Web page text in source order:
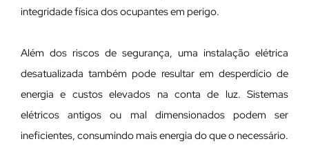
integridade física dos ocupantes em perigo.
Além dos riscos de segurança, uma instalação elétrica
desatualizada também pode resultar em desperdício de
energia e custos elevados na conta de luz. Sistemas
elétricos antigos ou mal dimensionados podem ser
ineficientes, consumindo mais energia do que o necessário.